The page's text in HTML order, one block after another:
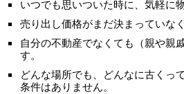
いつでも思いついた時に、気軽に
売り出し価格がまだ決まっていな
自分の不動産でなくても（親や親
す。
どんな場所でも、どんなに古くっ
条件はありません。